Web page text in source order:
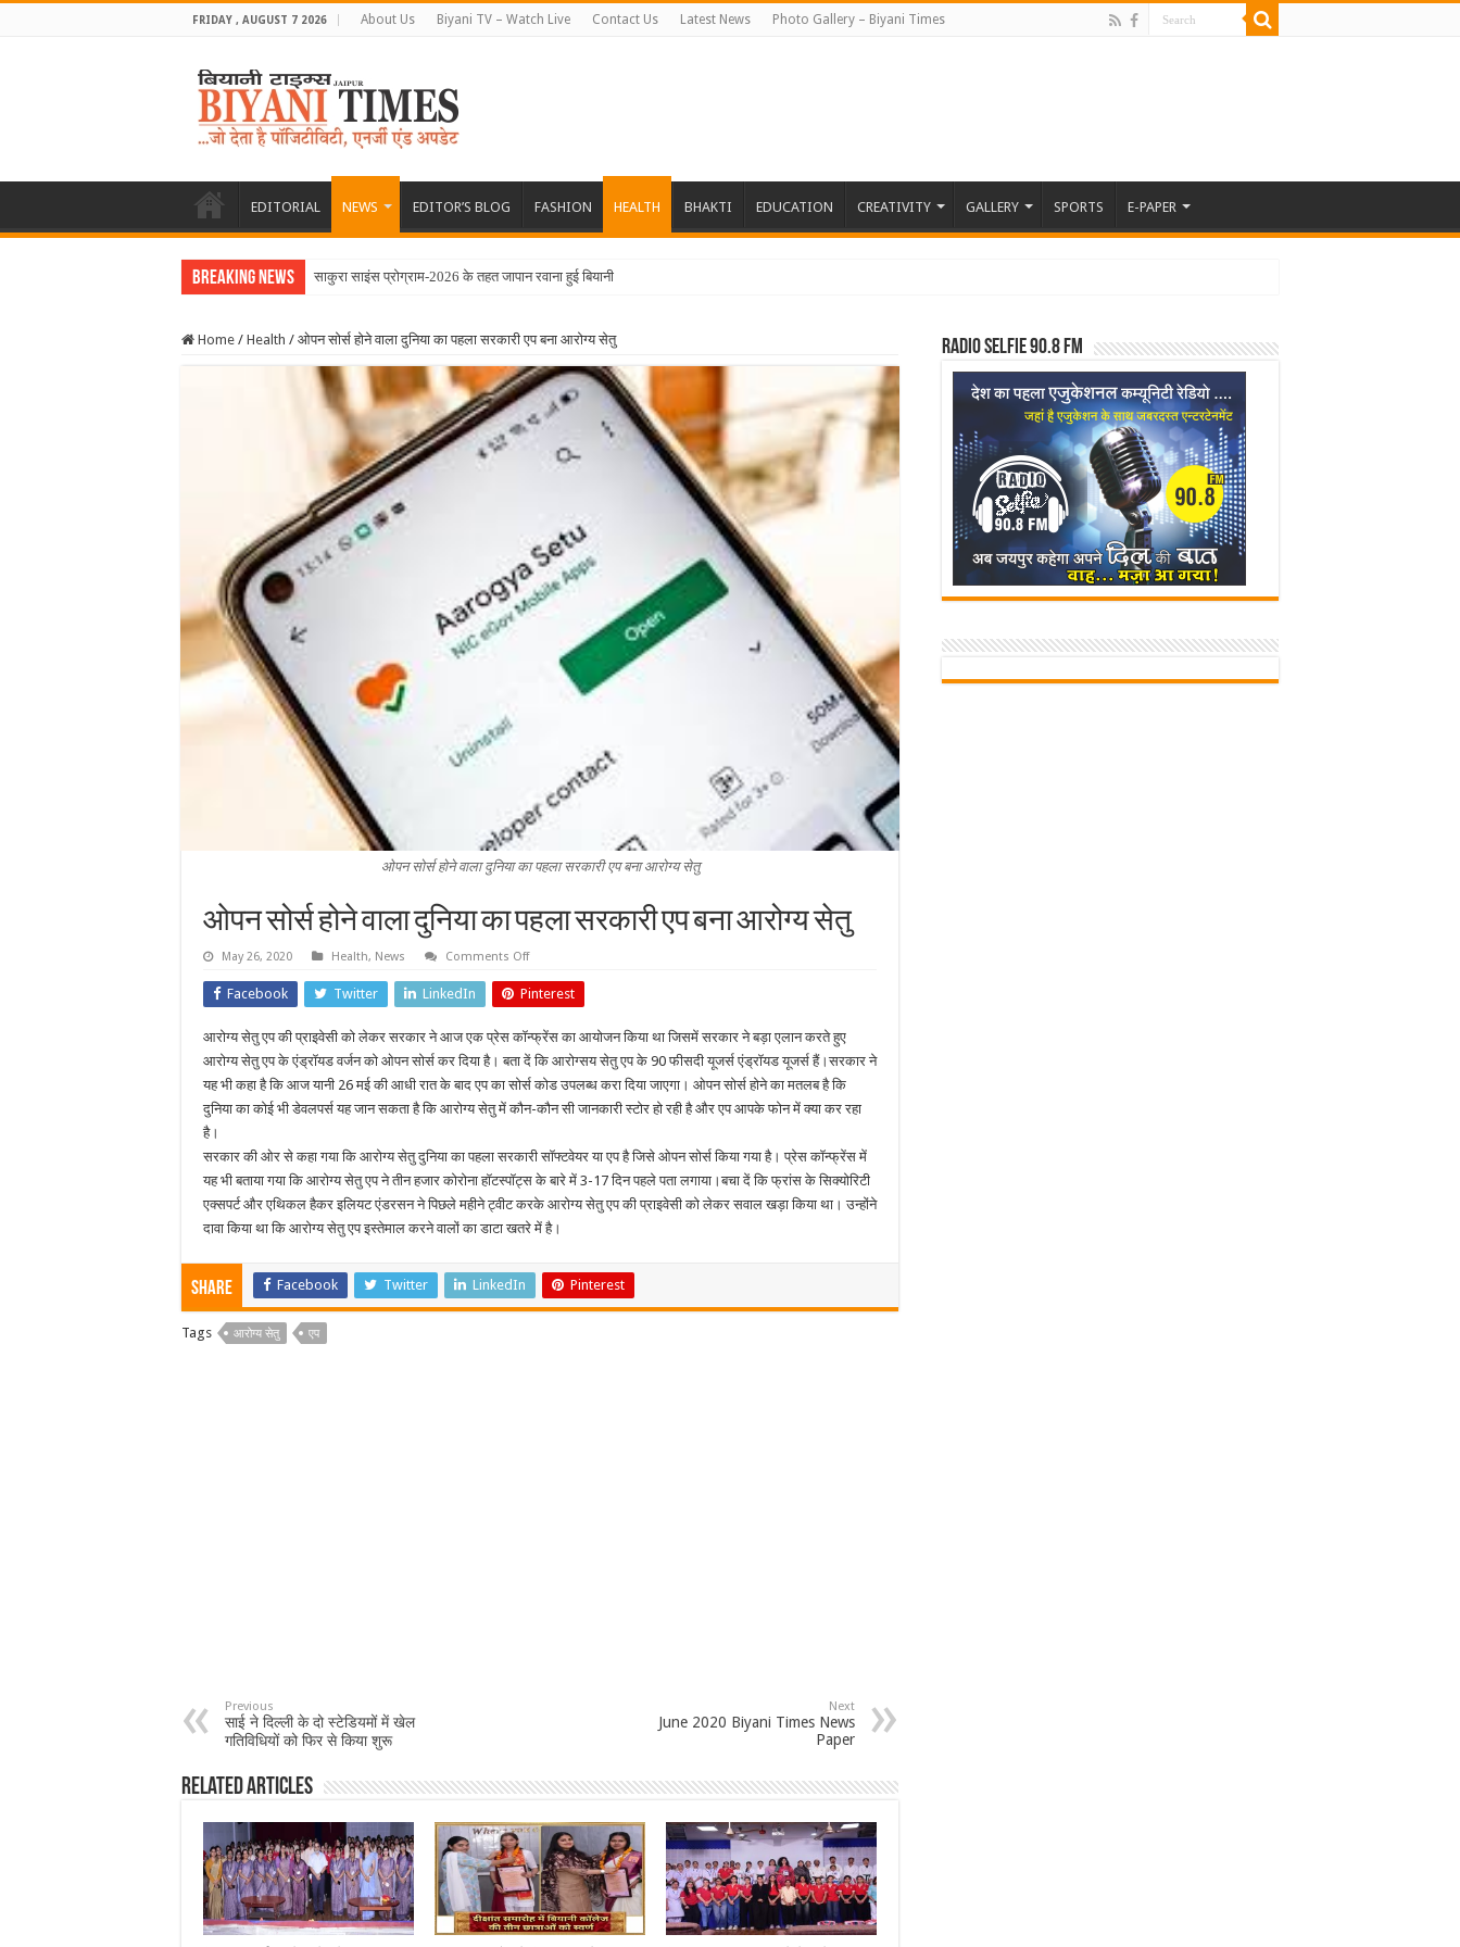
FRIDAY , AUGUST 7 2026 About Us Biyani TV – Watch Live Contact Us Latest News Photo Gallery – Biyani Times
EDITORIAL NEWS EDITOR’S BLOG FASHION HEALTH BHAKTI EDUCATION CREATIVITY GALLERY SPORTS E-PAPER
Breaking News साकुरा साइंस प्रोग्राम-2026 के तहत जापान रवाना हुई बियानी ग्रुप ऑफ कॉलेजे
Home / Health / ओपन सोर्स होने वाला दुनिया का पहला सरकारी एप बना आरोग्य सेतु
ओपन सोर्स होने वाला दुनिया का पहला सरकारी एप बना आरोग्य सेतु
ओपन सोर्स होने वाला दुनिया का पहला सरकारी एप बना आरोग्य सेतु
May 26, 2020 Health, News Comments Offon
सोर्स
होने
दुनिया
का
पहला
सरकारी
एप
आरोग्य
Facebook Twitter LinkedIn Pinterest
आरोग्य सेतु एप की प्राइवेसी को लेकर सरकार ने आज एक प्रेस कॉन्फ्रेंस का आयोजन किया था जिसमें सरकार ने बड़ा एलान करते हुए
आरोग्य सेतु एप के एंड्रॉयड वर्जन को ओपन सोर्स कर दिया है। बता दें कि आरोग्सय सेतु एप के 90 फीसदी यूजर्स एंड्रॉयड यूजर्स हैं।सरकार ने
यह भी कहा है कि आज यानी 26 मई की आधी रात के बाद एप का सोर्स कोड उपलब्ध करा दिया जाएगा। ओपन सोर्स होने का मतलब है कि
दुनिया का कोई भी डेवलपर्स यह जान सकता है कि आरोग्य सेतु में कौन-कौन सी जानकारी स्टोर हो रही है और एप आपके फोन में क्या कर रहा
है।
सरकार की ओर से कहा गया कि आरोग्य सेतु दुनिया का पहला सरकारी सॉफ्टवेयर या एप है जिसे ओपन सोर्स किया गया है। प्रेस कॉन्फ्रेंस में
यह भी बताया गया कि आरोग्य सेतु एप ने तीन हजार कोरोना हॉटस्पॉट्स के बारे में 3-17 दिन पहले पता लगाया।बचा दें कि फ्रांस के सिक्योरिटी
एक्सपर्ट और एथिकल हैकर इलियट एंडरसन ने पिछले महीने ट्वीट करके आरोग्य सेतु एप की प्राइवेसी को लेकर सवाल खड़ा किया था। उन्होंने
दावा किया था कि आरोग्य सेतु एप इस्तेमाल करने वालों का डाटा खतरे में है।
Share Facebook Twitter LinkedIn Pinterest
Tags आरोग्य सेतु एप
Previous
साई ने दिल्ली के दो स्टेडियमों में खेल
गतिविधियों को फिर से किया शुरू
Next
June 2020 Biyani Times News
Paper
Related Articles
Radio Selfie 90.8 FM